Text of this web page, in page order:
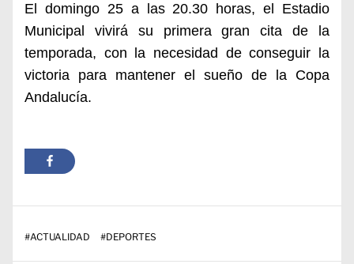
El domingo 25 a las 20.30 horas, el Estadio
Municipal vivirá su primera gran cita de la
temporada, con la necesidad de conseguir la
victoria para mantener el sueño de la Copa
Andalucía.
#ACTUALIDAD #DEPORTES